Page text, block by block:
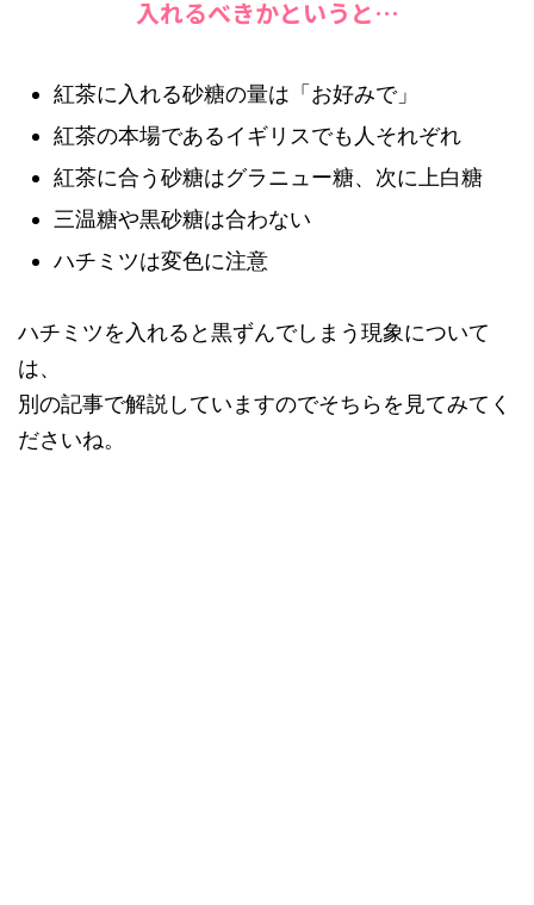
入れるべきかというと…
紅茶に入れる砂糖の量は「お好みで」
紅茶の本場であるイギリスでも人それぞれ
紅茶に合う砂糖はグラニュー糖、次に上白糖
三温糖や黒砂糖は合わない
ハチミツは変色に注意
ハチミツを入れると黒ずんでしまう現象について
は、
別の記事で解説していますのでそちらを見てみてく
ださいね。